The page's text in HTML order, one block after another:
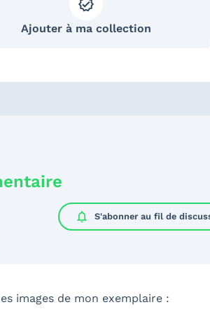
Ajouter à ma collection
notifications S'abonner au fil de
images de mon exemplaire :